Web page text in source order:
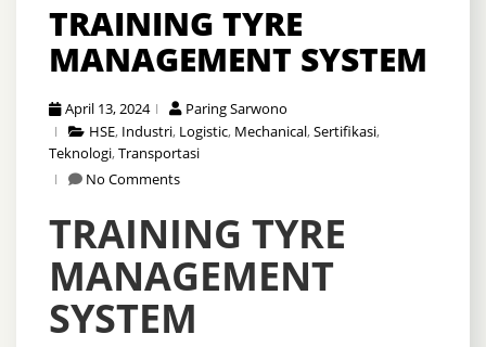
TRAINING TYRE
MANAGEMENT SYSTEM
April 13, 2024
Paring Sarwono
HSE, Industri, Logistic, Mechanical,Sertifikasi,
Teknologi,Transportasi
No Comments
TRAINING TYRE
MANAGEMENT
SYSTEM